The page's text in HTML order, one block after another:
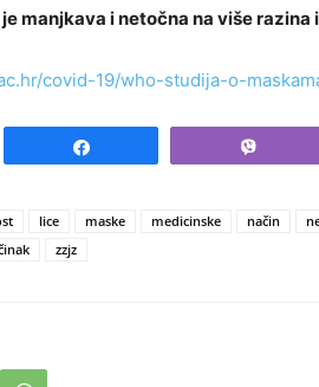
manjkava i netočna na više razina
covid-19/who-studija-o-
lice maske medicinske način
zzjz